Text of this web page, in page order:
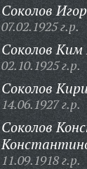
Соколов
07.02.1925 г.р.
Соколов
02.10.1925 г.р.
Соколов
14.06.1927 г.р.
Соколов
11.09.1918 г.р.